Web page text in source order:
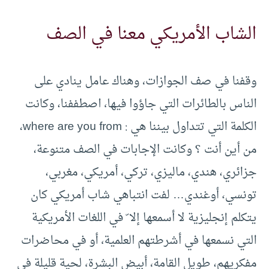
الشاب الأمريكي معنا في الصف
وقفنا في صف الجوازات، وهناك عامل ينادي على
الناس بالطائرات التي جاؤوا فيها، اصطففنا، وكانت
الكلمة التي تتداول بيننا هي : where are you from،
من أين أنت ؟ وكانت الإجابات في الصف متنوعة،
جزائري، هندي، ماليزي، تركي، أمريكي، مغربي،
تونسي، أوغندي… لفت انتباهي شاب أمريكي كان
يتكلم إنجليزية لا أسمعها إلا ّ في اللغات الأمريكية
التي نسمعها في أشرطتهم العلمية، أو في محاضرات
مفكريهم، طويل القامة، أبيض البشرة، لحية قليلة في